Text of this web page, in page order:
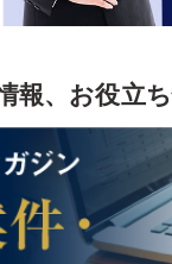
、お役立